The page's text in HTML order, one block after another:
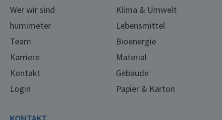
Wer wir sind
humimeter
Team
Karriere
Kontakt
Login
Klima & Umwelt
Lebensmittel
Bioenergie
Material
Gebäude
Papier & Karton